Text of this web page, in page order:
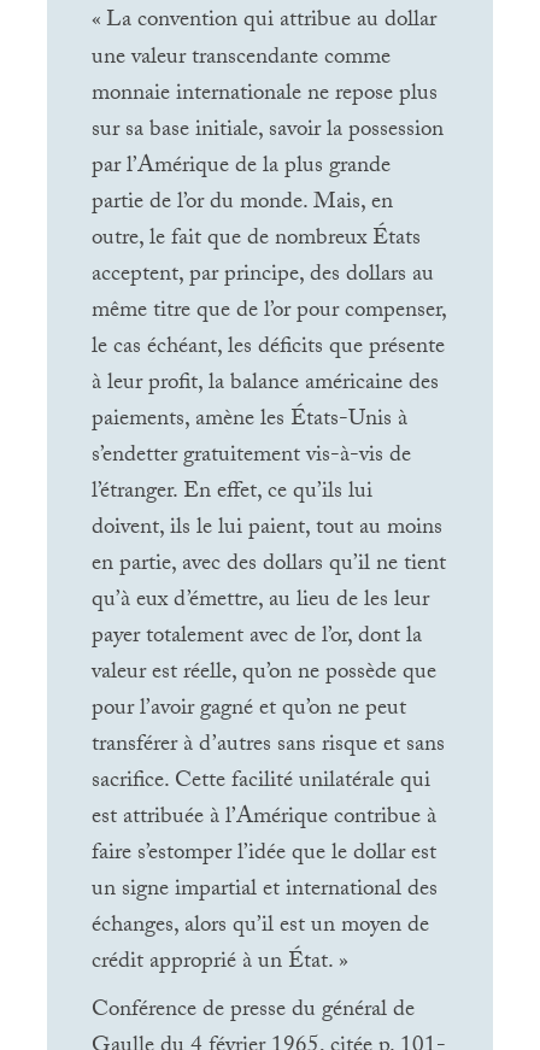
«La convention qui attribue au dollar
une valeur transcendante comme
monnaie internationale ne repose plus
sur sa base initiale, savoir la possession
par l’Amérique de la plus grande
partie de l’or du monde. Mais, en
outre, le fait que de nombreux États
acceptent, par principe, des dollars au
même titre que de l’or pour compenser,
le cas échéant, les déficits que présente
à leur profit, la balance américaine des
paiements, amène les États-Unis à
s’endetter gratuitement vis-à-vis de
l’étranger. En effet, ce qu’ils lui
doivent, ils le lui paient, tout au moins
en partie, avec des dollars qu’il ne tient
qu’à eux d’émettre, au lieu de les leur
payer totalement avec de l’or, dont la
valeur est réelle, qu’on ne possède que
pour l’avoir gagné et qu’on ne peut
transférer à d’autres sans risque et sans
sacrifice. Cette facilité unilatérale qui
est attribuée à l’Amérique contribue à
faire s’estomper l’idée que le dollar est
un signe impartial et international des
échanges, alors qu’il est un moyen de
crédit approprié à un État.»
Conférence de presse du général de